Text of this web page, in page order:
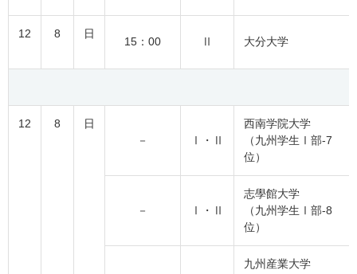
12 8 日
15：00 Ⅱ 大分大学
12 8
日
－
Ⅰ・Ⅱ
西南学院大学
（九州学生Ⅰ部-7
位）
－ Ⅰ・Ⅱ
志學館大学
（九州学生Ⅰ部-8
位）
九州産業大学